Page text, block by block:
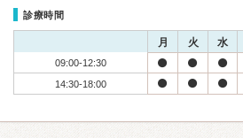
診療時間
月 火 水
09:00-12:30
14:30-18:00